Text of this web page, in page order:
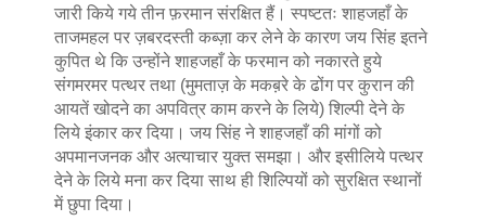
जारी किये गये तीन फ़रमान संरक्षित हैं। स्पष्टतः शाहजहाँ के
ताजमहल पर ज़बरदस्ती कब्ज़ा कर लेने के कारण जय सिंह इतने
कुपित थे कि उन्होंने शाहजहाँ के फरमान को नकारते हुये
संगमरमर पत्थर तथा (मुमताज़ के मकब़रे के ढोंग पर कुरान की
आयतें खोदने का अपवित्र काम करने के लिये) शिल्पी देने के
लिये इंकार कर दिया। जय सिंह ने शाहजहाँ की मांगों को
अपमानजनक और अत्याचार युक्त समझा। और इसीलिये पत्थर
देने के लिये मना कर दिया साथ ही शिल्पियों को सुरक्षित स्थानों
में छुपा दिया।